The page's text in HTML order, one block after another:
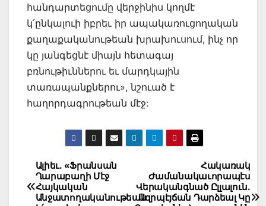
հանդարտեցումը վերջինիս կողմէ
կ՛ընկալուի իբրեւ իր ապակառուցողական
քաղաքականութեան խրախուսում, ինչ որ
կը յանգեցնէ միայն հետագայ
բռնութիւններու եւ մարդկային
տառապանքներու», նշուած է
հաղորդագրութեան մէջ:
Post
navigation
Հակառակ
Ժամանակաւորապէս
Վերականգնած Ըլլալուն.
Ազրպէյճան Դարձեալ Կը
Ալիեւ. «Ֆրանսան
Ղարաբաղի Մէջ
Հայկական
Անջատողականութեան